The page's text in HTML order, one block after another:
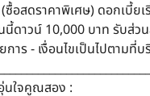
อสดราคาพิเศษ) ดอกเบี้
นี้ดาวน์ 10,000 บาท รับส่ว
การ - เงื่อนไขเป็นไปตามที่
นใจคูณสอง :